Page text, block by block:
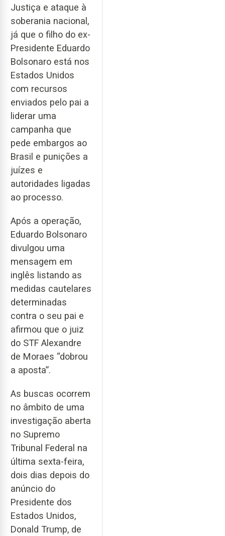
Justiça e ataque à
soberania nacional,
já que o filho do ex-
Presidente Eduardo
Bolsonaro está nos
Estados Unidos
com recursos
enviados pelo pai a
liderar uma
campanha que
pede embargos ao
Brasil e punições a
juízes e
autoridades ligadas
ao processo.
Após a operação,
Eduardo Bolsonaro
divulgou uma
mensagem em
inglês listando as
medidas cautelares
determinadas
contra o seu pai e
afirmou que o juiz
do STF Alexandre
de Moraes “dobrou
a aposta”.
As buscas ocorrem
no âmbito de uma
investigação aberta
no Supremo
Tribunal Federal na
última sexta-feira,
dois dias depois do
anúncio do
Presidente dos
Estados Unidos,
Donald Trump, de